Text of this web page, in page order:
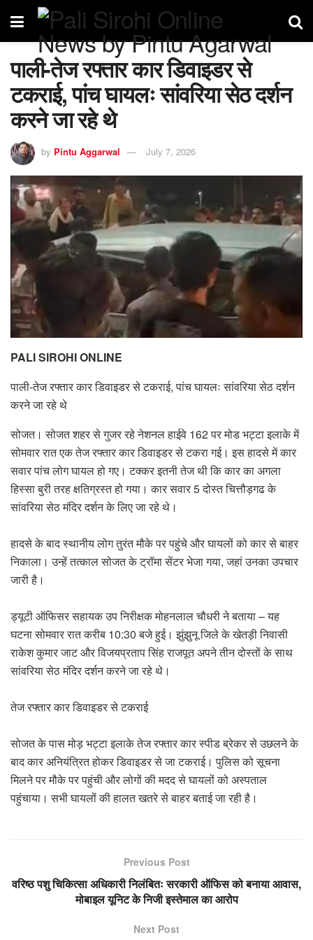
पाली-तेज रफ्तार कार डिवाइडर से
टकराई, पांच घायलः सांवरिया सेठ दर्शन
करने जा रहे थे
by Pintu Aggarwal July 7, 2026
PALI SIROHI ONLINE
पाली-तेज रफ्तार कार डिवाइडर से टकराई, पांच घायलः सांवरिया सेठ दर्शन
करने जा रहे थे
सोजत। सोजत शहर से गुजर रहे नेशनल हाईवे 162 पर मोड भट्टा इलाके में
सोमवार रात एक तेज रफ्तार कार डिवाइडर से टकरा गई। इस हादसे में कार
सवार पांच लोग घायल हो गए। टक्कर इतनी तेज थी कि कार का अगला
हिस्सा बुरी तरह क्षतिग्रस्त हो गया। कार सवार 5 दोस्त चित्तौड़गढ के
सांवरिया सेठ मंदिर दर्शन के लिए जा रहे थे।
हादसे के बाद स्थानीय लोग तुरंत मौके पर पहुंचे और घायलों को कार से बाहर
निकाला। उन्हें तत्काल सोजत के ट्रॉमा सेंटर भेजा गया, जहां उनका उपचार
जारी है।
ड्यूटी ऑफिसर सहायक उप निरीक्षक मोहनलाल चौधरी ने बताया – यह
घटना सोमवार रात करीब 10:30 बजे हुई। झुंझुनू जिले के खेतड़ी निवासी
राकेश कुमार जाट और विजयप्रताप सिंह राजपूत अपने तीन दोस्तों के साथ
सांवरिया सेठ मंदिर दर्शन करने जा रहे थे।
तेज रफ्तार कार डिवाइडर से टकराई
सोजत के पास मोड़ भट्टा इलाके तेज रफ्तार कार स्पीड ब्रेकर से उछलने के
बाद कार अनियंत्रित होकर डिवाइडर से जा टकराई। पुलिस को सूचना
मिलने पर मौके पर पहुंची और लोगों की मदद से घायलों को अस्पताल
पहुंचाया। सभी घायलों की हालत खतरे से बाहर बताई जा रही है।
Previous Post
वरिष्ठ पशु चिकित्सा अधिकारी निलंबितः सरकारी ऑफिस को बनाया आवास,
मोबाइल यूनिट के निजी इस्तेमाल का आरोप
Next Post